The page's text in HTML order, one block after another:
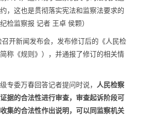
，这也是贯彻落实宪法和监察法要求的
检监察报 记者 王卓 侯颗）
开新闻发布会，发布修订后的《人民检
称《规则》），并通报了修订的相关情
专委万春回答记者提问时说，
人民检察
据的合法性进行审查，审查起诉阶段可
集的合法性作出说明，可以同监察机关